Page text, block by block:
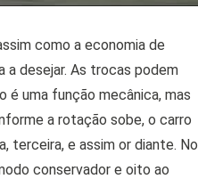
como a economia de
desejar. As trocas podem
uma função mecânica, mas
a rotação sobe, o carro
terceira, e assim or diante. No
conservador e oito ao